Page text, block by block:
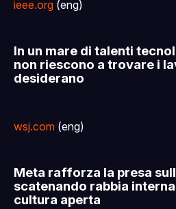
ieee.org (eng)
In un mare di talenti
non riescono a trovare i
desiderano
wsj.com (eng)
Meta rafforza la presa
scatenando rabbia
cultura aperta